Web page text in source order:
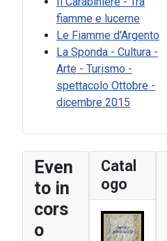
fiamme e lucerne
Le Fiamme d'Argento
La Sponda - Cultura -
Arte - Turismo -
spettacolo Ottobre -
dicembre 2015
Even
to in
cors
o
Catal
ogo